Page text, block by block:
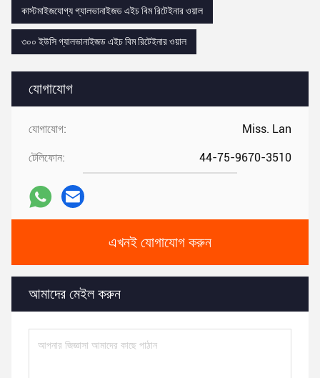
যোগাযোগ
যোগাযোগ: Miss. Lan
টেলিফোন: 44-75-9670-3510
এখনই যোগাযোগ করুন
আমাদের মেইল করুন
কাস্টমাইজযোগ্য গ্যালভানাইজড এইচ বিম রিটেইনার ওয়াল
৩০০ ইউসি গ্যালভানাইজড এইচ বিম রিটেইনার ওয়াল